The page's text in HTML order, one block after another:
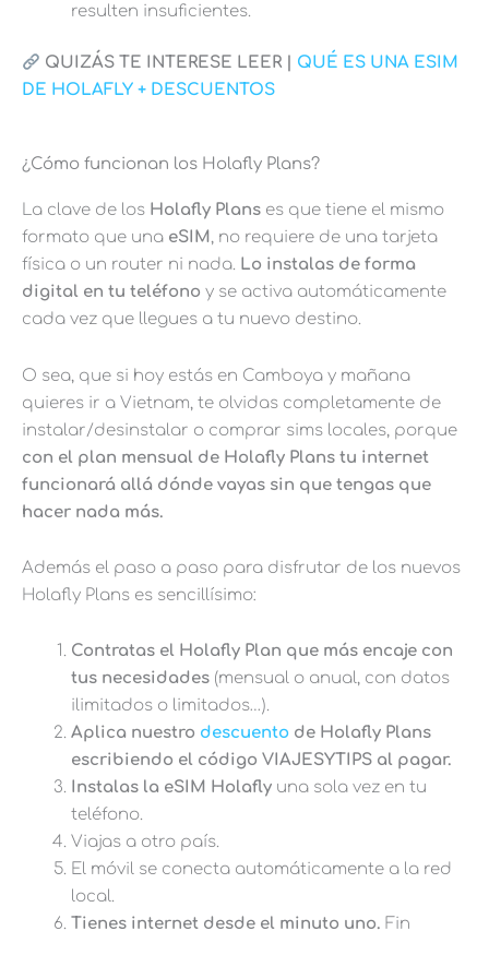
resulten insuficientes.
QUIZÁS TE INTERESE LEER | QUÉ ES UNA ESIM
DE HOLAFLY + DESCUENTOS
¿Cómo funcionan los Holafly Plans?
La clave de los Holafly Plans es que tiene el mismo
formato que una eSIM , no requiere de una tarjeta
física o un router ni nada. Lo instalas de forma
digital en tu teléfono y se activa automáticamente
cada vez que llegues a tu nuevo destino.
O sea, que si hoy estás en Camboya y mañana
quieres ir a Vietnam, te olvidas completamente de
instalar/desinstalar o comprar sims locales, porque
con el plan mensual de Holafly Plans tu internet
funcionará allá dónde vayas sin que tengas que
hacer nada más.
Además el paso a paso para disfrutar de los nuevos
Holafly Plans es sencillísimo:
Contratas el Holafly Plan que más encaje con
tus necesidades (mensual o anual, con datos
ilimitados o limitados…).
Aplica nuestro descuento de Holafly Plans
escribiendo el código VIAJESYTIPS al pagar.
Instalas la eSIM Holafly una sola vez en tu
teléfono.
Viajas a otro país.
El móvil se conecta automáticamente a la red
local.
Tienes internet desde el minuto uno. Fin